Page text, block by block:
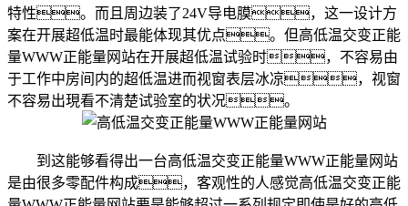
特性。而且周边装了24V导电膜，这一设计方
案在开展超低温时最能体现其优点。但高低温交变正能
量WWW正能量网站在开展超低温试验时，不容易由
于工作中房间内的超低温进而视窗表层冰凉，视窗
不容易出現看不清楚试验室的状况。
到这能够看得出一台高低温交变正能量WWW正能量网站
是由很多零配件构成，客观性的人感觉高低温交变正能